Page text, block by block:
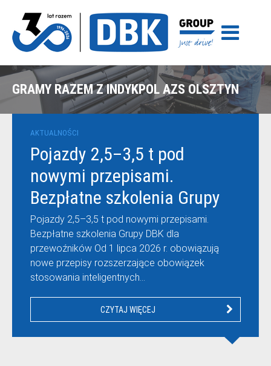
GRAMY RAZEM Z INDYKPOL AZS OLSZTYN
AKTUALNOŚCI
Pojazdy 2,5–3,5 t pod
nowymi przepisami.
Bezpłatne szkolenia Grupy
DBK dla przewoźników
Pojazdy 2,5–3,5 t pod nowymi przepisami.
Bezpłatne szkolenia Grupy DBK dla
przewoźników Od 1 lipca 2026 r. obowiązują
nowe przepisy rozszerzające obowiązek
stosowania inteligentnych…
CZYTAJ WIĘCEJ